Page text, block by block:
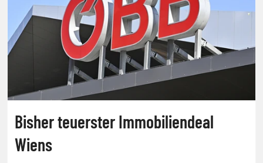
Bisher teuerster Immobiliendeal
Wiens